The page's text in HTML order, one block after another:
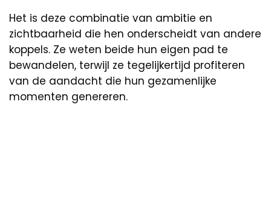
Het is deze combinatie van ambitie en
zichtbaarheid die hen onderscheidt van andere
koppels. Ze weten beide hun eigen pad te
bewandelen, terwijl ze tegelijkertijd profiteren
van de aandacht die hun gezamenlijke
momenten genereren.